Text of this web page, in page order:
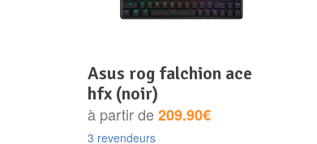
asus rog falchion ace
hfx (noir)
à partir de209.90€
3 revendeurs